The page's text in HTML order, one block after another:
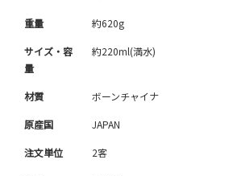
重量 約620g
サイズ・容
量
約220ml(満水)
材質 ボーンチャイナ
原産国 JAPAN
注文単位 2客